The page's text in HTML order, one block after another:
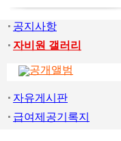
공지사항
자비원 갤러리
공개앨범
자유게시판
급여제공기록지